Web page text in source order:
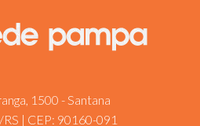
1500 - Santana
| CEP: 90160-091